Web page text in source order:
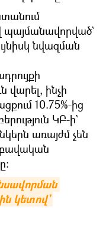
պայմանավորված`
նվազման
վարել, ինչի
10.75%-ից
ԿԲ-ի`
առայժմ չեն
բավական
կետով`